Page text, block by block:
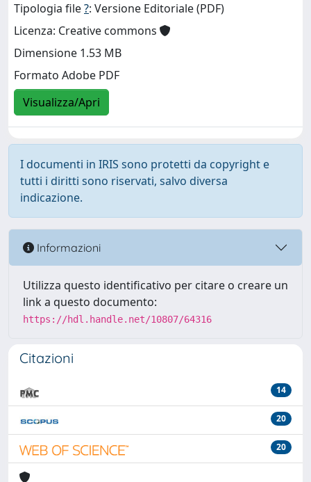
Tipologia file?: Versione Editoriale (PDF)
Licenza: Creative commons
Dimensione 1.53 MB
Formato Adobe PDF
Visualizza/Apri
I documenti in IRIS sono protetti da copyright e
tutti i diritti sono riservati, salvo diversa
indicazione.
Informazioni
Utilizza questo identificativo per citare o creare un
link a questo documento:
https://hdl.handle.net/10807/64316
Citazioni
14
20
20